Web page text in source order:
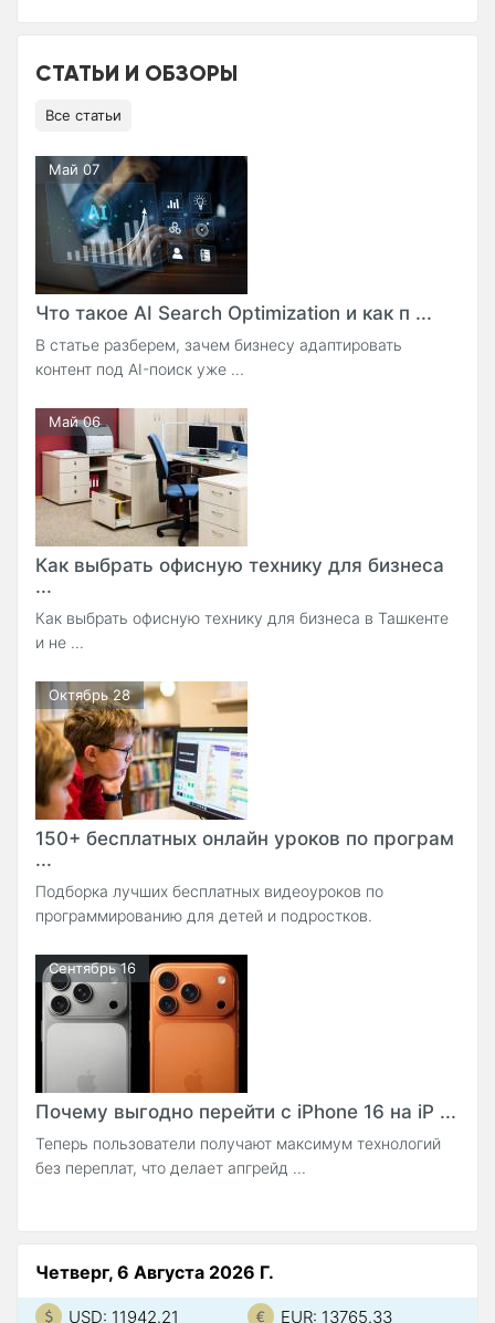
СТАТЬИ И ОБЗОРЫ
Все статьи
Май 07
Что такое AI Search Optimization и как п ...
В статье разберем, зачем бизнесу адаптировать
контент под AI-поиск уже ...
Май 06
Как выбрать офисную технику для бизнеса
...
Как выбрать офисную технику для бизнеса в Ташкенте
и не ...
Октябрь 28
150+ бесплатных онлайн уроков по програм
...
Подборка лучших бесплатных видеоуроков по
программированию для детей и подростков.
Сентябрь 16
Почему выгодно перейти с iPhone 16 на iP ...
Теперь пользователи получают максимум технологий
без переплат, что делает апгрейд ...
Четверг, 6 Августа 2026 Г.
USD: 11942.21 EUR: 13765.33